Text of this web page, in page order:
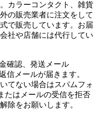
カラーコンタクト、雑貨
の販売業者に注文をして
で販売しています。お届
社や店舗には代行してい
確認、発送メール
信メールが届きます。
てない場合はスパムフォ
たはメールの受信を拒否
除をお願いします。